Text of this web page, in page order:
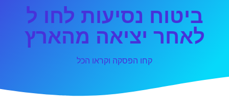
ביטוח נסיעות לחו ל
לאחר יציאה מהארץ
קחו הפסקה וקראו הכל